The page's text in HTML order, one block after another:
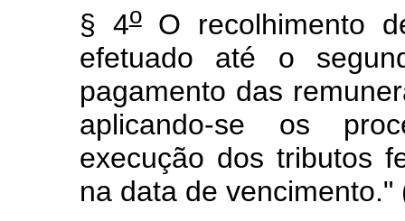
§ 4oO recolhimento
efetuado até o
pagamento das
aplicando-se os
execução dos tributos
na data de vencimento."